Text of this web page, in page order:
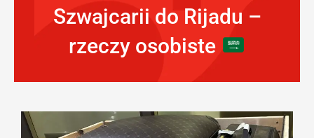
Szwajcarii do Rijadu –
rzeczy osobiste